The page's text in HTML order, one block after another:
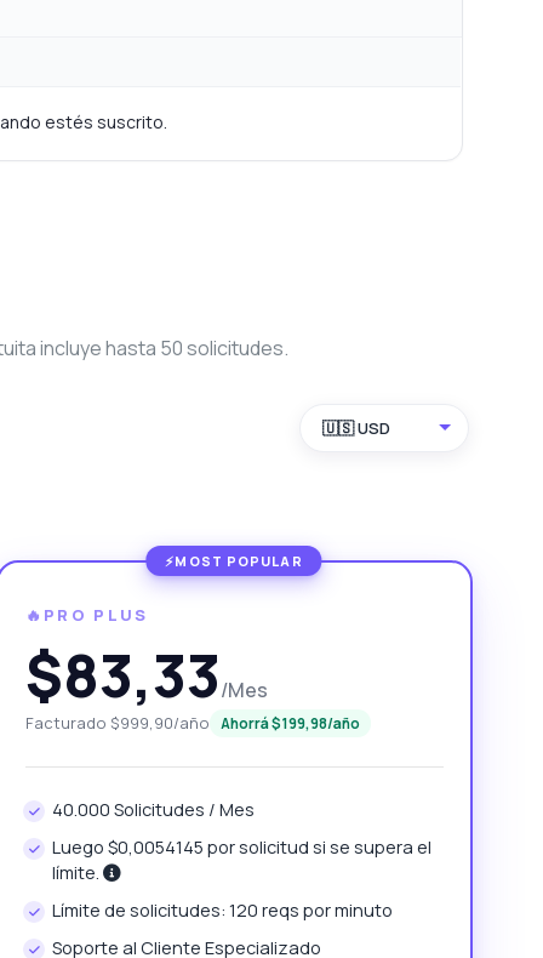
estés suscrito.
incluye hasta 50 solicitudes.
🇺🇸 USD
🔥PRO PLUS
$83,33/Mes
Facturado $999,90/año Ahorrá $199,98/año
40.000 Solicitudes / Mes
Luego $0,0054145 por solicitud si se supera el
límite.
Límite de solicitudes: 120 reqs por minuto
Soporte al Cliente Especializado